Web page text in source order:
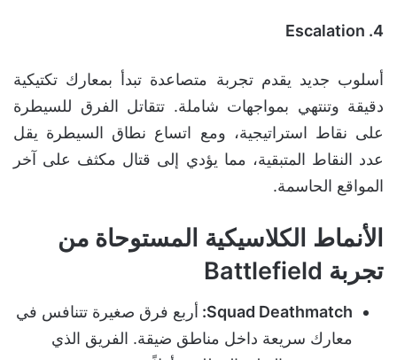
4. Escalation
أسلوب جديد يقدم تجربة متصاعدة تبدأ بمعارك تكتيكية
دقيقة وتنتهي بمواجهات شاملة. تتقاتل الفرق للسيطرة
على نقاط استراتيجية، ومع اتساع نطاق السيطرة يقل
عدد النقاط المتبقية، مما يؤدي إلى قتال مكثف على آخر
المواقع الحاسمة.
الأنماط الكلاسيكية المستوحاة من
تجربة Battlefield
Squad Deathmatch: أربع فرق صغيرة تتنافس في
معارك سريعة داخل مناطق ضيقة. الفريق الذي